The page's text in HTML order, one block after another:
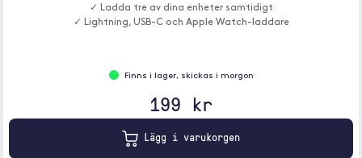
✓ Ladda tre av dina enheter samtidigt
✓ Lightning, USB-C och Apple Watch-laddare
Finns i lager, skickas i morgon
199 kr
Lägg i varukorgen